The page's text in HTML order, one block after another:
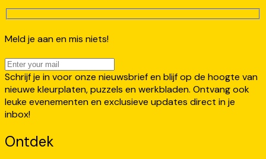
Meld je aan en mis niets!
Schrijf je in voor onze nieuwsbrief en blijf op de hoogte van
nieuwe kleurplaten, puzzels en werkbladen. Ontvang ook
leuke evenementen en exclusieve updates direct in je
inbox!
Ontdek